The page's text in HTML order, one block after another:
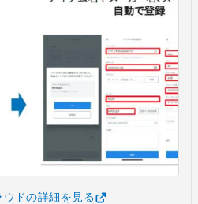
ウドの詳細を見る